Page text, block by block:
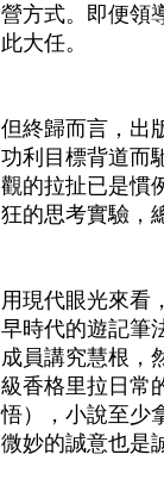
營方式。即便領
此大任。
但終歸而言，出
功利目標背道而
觀的拉扯已是慣
狂的思考實驗，
用現代眼光來看
早時代的遊記筆
成員講究慧根，
級香格里拉日常
悟），小說至少
微妙的誠意也是